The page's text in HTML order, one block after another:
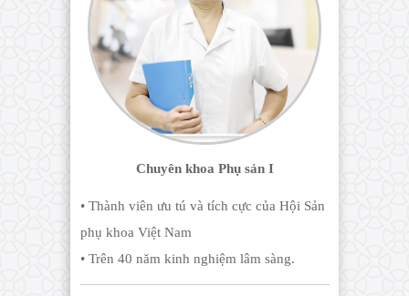
Chuyên khoa Phụ sản I
• Thành viên ưu tú và tích cực của Hội Sản
phụ khoa Việt Nam
• Trên 40 năm kinh nghiệm lâm sàng.